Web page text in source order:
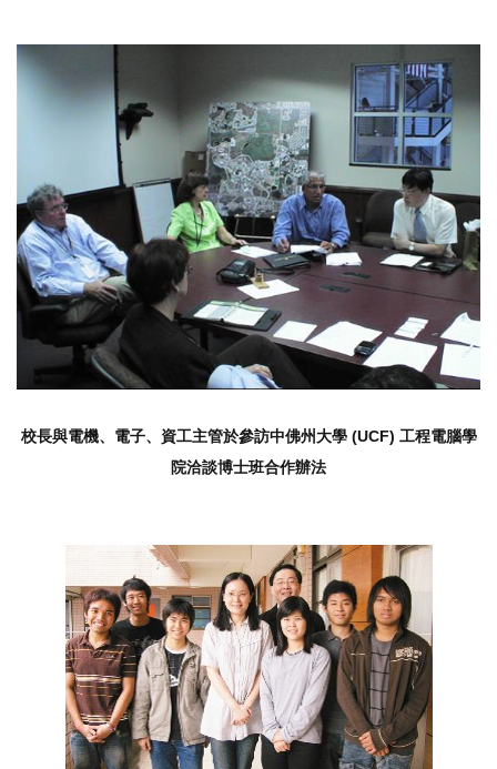
校長與電機、電子、資工主管於參訪中佛州大學 (UCF) 工程電腦學
院洽談博士班合作辦法